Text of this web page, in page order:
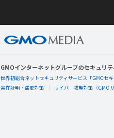
GMOインターネットグループのセキュリ
世界初総合ネットセキュリティサービス「GMOセキ
実在証明・盗聴対策
サイバー攻撃対策（GMO